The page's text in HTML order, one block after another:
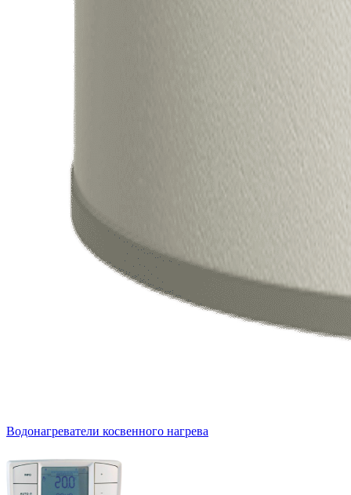
Водонагреватели косвенного нагрева